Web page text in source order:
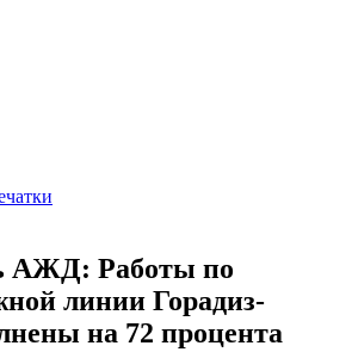
АЖД: Работы по
линии Горадиз-
на 72 процента